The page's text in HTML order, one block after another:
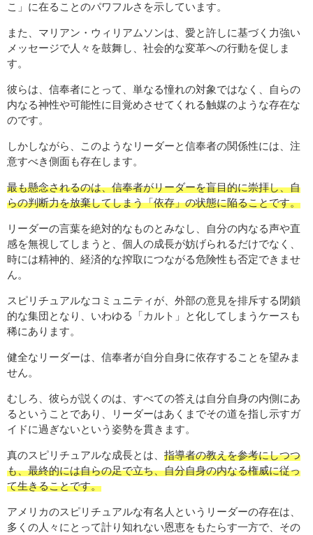
こ」に在ることのパワフルさを示しています。
また、マリアン・ウィリアムソンは、愛と許しに基づく力強い
メッセージで人々を鼓舞し、社会的な変革への行動を促しま
す。
彼らは、信奉者にとって、単なる憧れの対象ではなく、自らの
内なる神性や可能性に目覚めさせてくれる触媒のような存在な
のです。
しかしながら、このようなリーダーと信奉者の関係性には、注
意すべき側面も存在します。
最も懸念されるのは、信奉者がリーダーを盲目的に崇拝し、自
らの判断力を放棄してしまう「依存」の状態に陥ることです。
リーダーの言葉を絶対的なものとみなし、自分の内なる声や直
感を無視してしまうと、個人の成長が妨げられるだけでなく、
時には精神的、経済的な搾取につながる危険性も否定できませ
ん。
スピリチュアルなコミュニティが、外部の意見を排斥する閉鎖
的な集団となり、いわゆる「カルト」と化してしまうケースも
稀にあります。
健全なリーダーは、信奉者が自分自身に依存することを望みま
せん。
むしろ、彼らが説くのは、すべての答えは自分自身の内側にあ
るということであり、リーダーはあくまでその道を指し示すガ
イドに過ぎないという姿勢を貫きます。
真のスピリチュアルな成長とは、 指導者の教えを参考にしつつ
も、最終的には自らの足で立ち、自分自身の内なる権威に従っ
て生きることです。
アメリカのスピリチュアルな有名人というリーダーの存在は、
多くの人々にとって計り知れない恩恵をもたらす一方で、その